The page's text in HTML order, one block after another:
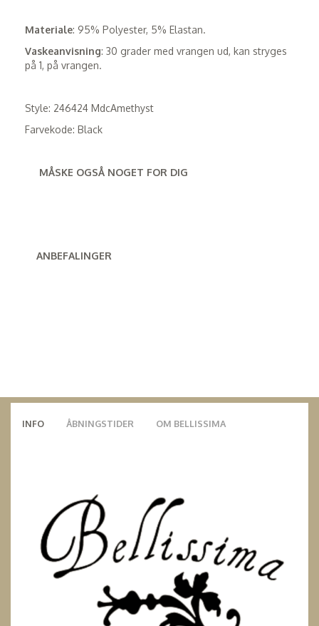
Materiale: 95% Polyester, 5% Elastan.
Vaskeanvisning: 30 grader med vrangen ud, kan stryges
på 1, på vrangen.
Style: 246424 MdcAmethyst
Farvekode: Black
MÅSKE OGSÅ NOGET FOR DIG
ANBEFALINGER
INFO ÅBNINGSTIDER OM BELLISSIMA